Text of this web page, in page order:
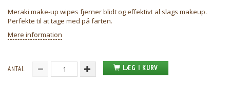
Meraki make-up wipes fjerner blidt og effektivt al slags makeup.
Perfekte til at tage med på farten.
Mere information
ANTAL LÆG I KURV